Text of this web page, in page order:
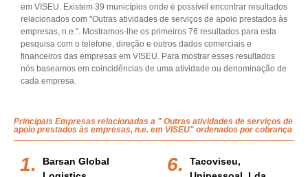
em VISEU. Existem 39 municípios onde é possível encontrar resultados
relacionados com "Outras atividades de serviços de apoio prestados às
empresas, n.e.". Mostramos-lhe os primeiros 76 resultados para esta
pesquisa com o telefone, direção e outros dados comerciais e
financeiros das empresas em VISEU. Para mostrar esses resultados
nós baseamos em coincidências de uma atividade ou denominação de
cada empresa.
Principais Empresas relacionadas a " Outras atividades de serviços de
apoio prestados às empresas, n.e. em VISEU" ordenados por cobrança
Barsan Global
Tacoviseu,